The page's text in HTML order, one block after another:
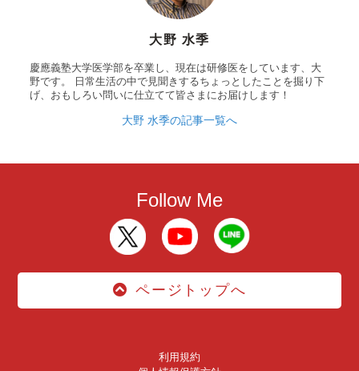
大野 水季
慶應義塾大学医学部を卒業し、現在は研修医をしています、大
野です。 日常生活の中で見聞きするちょっとしたことを掘り下
げ、おもしろい問いに仕立てて皆さまにお届けします！
大野 水季の記事一覧へ
Follow Me
ページトップへ
利用規約